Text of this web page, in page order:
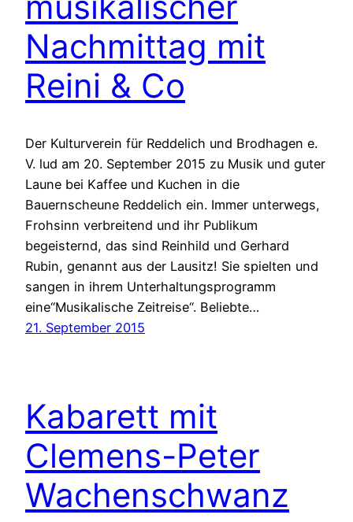
Nachmittag mit
Reini & Co
Der Kulturverein für Reddelich und Brodhagen e.
V. lud am 20. September 2015 zu Musik und guter
Laune bei Kaffee und Kuchen in die
Bauernscheune Reddelich ein. Immer unterwegs,
Frohsinn verbreitend und ihr Publikum
begeisternd, das sind Reinhild und Gerhard
Rubin, genannt aus der Lausitz! Sie spielten und
sangen in ihrem Unterhaltungsprogramm
eine“Musikalische Zeitreise“. Beliebte…
21. September 2015
Kabarett mit
Clemens-Peter
Wachenschwanz